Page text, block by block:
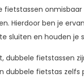
fietstassen
Hierdoor ben je
sluiten en houden je
fietstassen
fietstas